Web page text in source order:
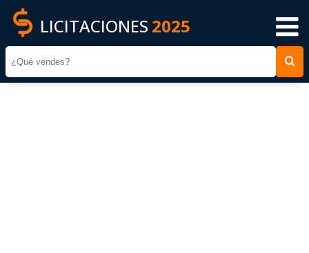
LICITACIONES 2025